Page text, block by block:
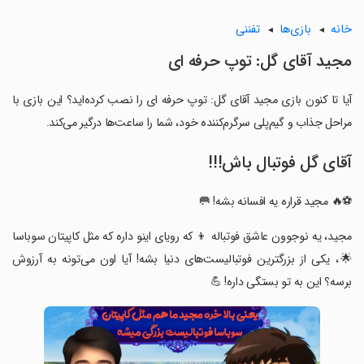
خانه بازی‌ها تفننی
‏‏‏‏مجید آقای گل: توپ حرفه ای
آیا تا کنون بازی ‏‏‏‏مجید آقای گل: توپ حرفه ای را نصب کرده‌اید؟ این بازی با
مراحل جذاب و گیم‌پلی سرگرم‌کننده خود، شما را ساعت‌ها درگیر می‌کند.
آقای گل فوتبال باش!!!
‏‏‏⚽️🔥 مجید قراره یه افسانه بشه! 🥅
‏‏‏مجید، یه نوجوون عاشق فوتباله 👦 که رویای اینو داره که مثل کاپیتان سوباسا
🌟، یکی از بزرگترین فوتبالیست‌های دنیا بشه! آیا اون می‌تونه به آرزوش
برسه؟ این به تو بستگی داره! 💪